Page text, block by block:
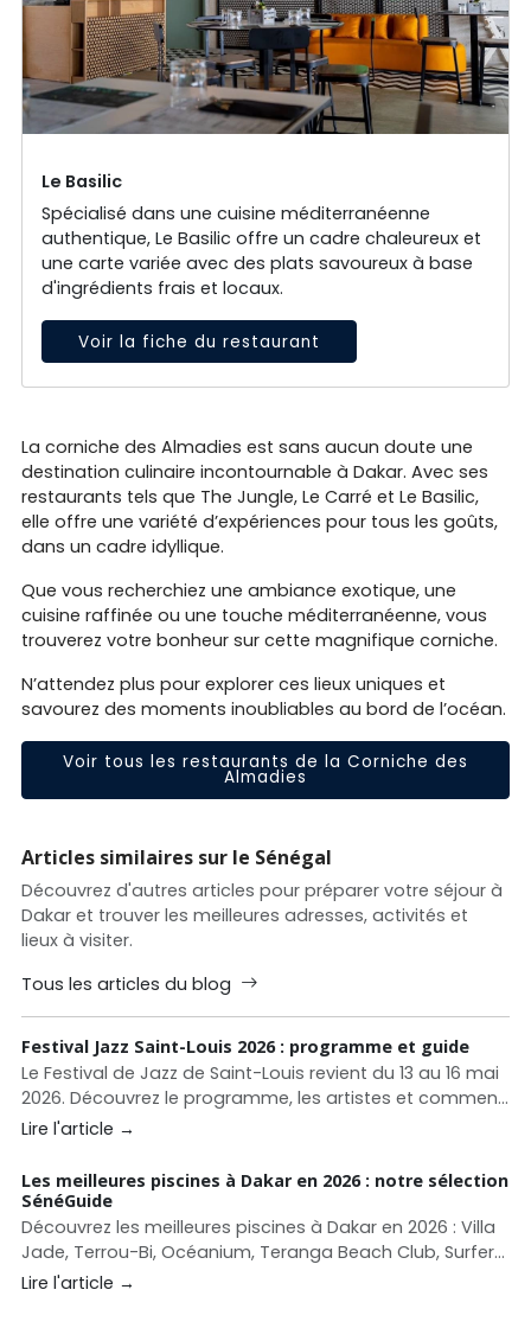
Le Basilic
Spécialisé dans une cuisine méditerranéenne
authentique, Le Basilic offre un cadre chaleureux et
une carte variée avec des plats savoureux à base
d'ingrédients frais et locaux.
Voir la fiche du restaurant
La corniche des Almadies est sans aucun doute une
destination culinaire incontournable à Dakar. Avec ses
restaurants tels que The Jungle, Le Carré et Le Basilic,
elle offre une variété d’expériences pour tous les goûts,
dans un cadre idyllique.
Que vous recherchiez une ambiance exotique, une
cuisine raffinée ou une touche méditerranéenne, vous
trouverez votre bonheur sur cette magnifique corniche.
N’attendez plus pour explorer ces lieux uniques et
savourez des moments inoubliables au bord de l’océan.
Voir tous les restaurants de la Corniche des
Almadies
Articles similaires sur le Sénégal
Découvrez d'autres articles pour préparer votre séjour à
Dakar et trouver les meilleures adresses, activités et
lieux à visiter.
Tous les articles du blog
Festival Jazz Saint-Louis 2026 : programme et guide
Le Festival de Jazz de Saint-Louis revient du 13 au 16 mai
2026. Découvrez le programme, les artistes et comment
organiser votre séjour.
Lire l'article →
Les meilleures piscines à Dakar en 2026 : notre sélection
SénéGuide
Découvrez les meilleures piscines à Dakar en 2026 : Villa
Jade, Terrou-Bi, Océanium, Teranga Beach Club, Surfer
Paradise, La Pointe des Almadies et autres adresses
Lire l'article →